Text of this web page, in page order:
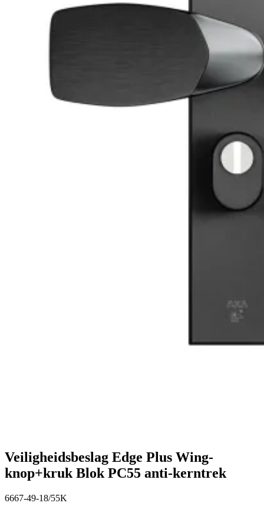
Veiligheidsbeslag Edge Plus Wing-
knop+kruk Blok PC55 anti-kerntrek
6667-49-18/55K